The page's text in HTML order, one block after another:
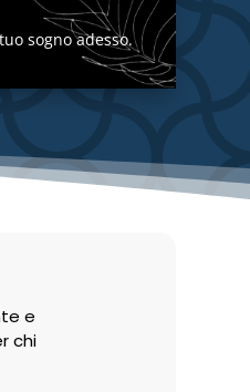
sogno adesso.
e
chi